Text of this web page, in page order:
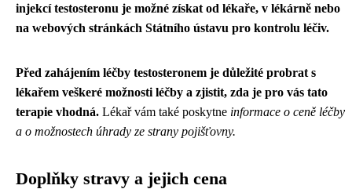
injekcí testosteronu je možné získat od lékaře, v lékárně nebo
na webových stránkách Státního ústavu pro kontrolu léčiv.
Před zahájením léčby testosteronem je důležité probrat s
lékařem veškeré možnosti léčby a zjistit, zda je pro vás tato
terapie vhodná. Lékař vám také poskytne informace o ceně léčby
a o možnostech úhrady ze strany pojišťovny.
Doplňky stravy a jejich cena